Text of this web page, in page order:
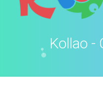
Kollao -